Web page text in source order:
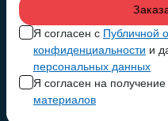
Я согласен с Публичной
конфиденциальности и
персональных данных
Я согласен на получение
материалов